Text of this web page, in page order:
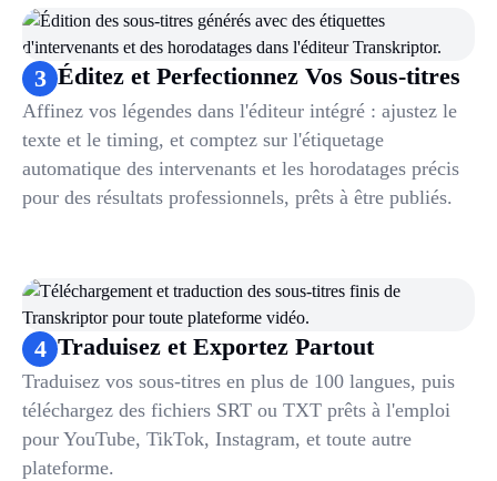
3 Éditez et Perfectionnez Vos Sous-titres
Affinez vos légendes dans l'éditeur intégré : ajustez le
texte et le timing, et comptez sur l'étiquetage
automatique des intervenants et les horodatages précis
pour des résultats professionnels, prêts à être publiés.
4 Traduisez et Exportez Partout
Traduisez vos sous-titres en plus de 100 langues, puis
téléchargez des fichiers SRT ou TXT prêts à l'emploi
pour YouTube, TikTok, Instagram, et toute autre
plateforme.